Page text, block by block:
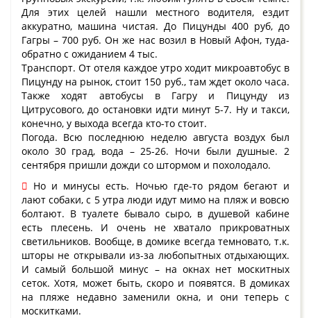
Для этих целей нашли местного водителя, ездит
аккуратно, машина чистая. До Пицунды 400 руб, до
Гагры – 700 руб. Он же нас возил в Новый Афон, туда-
обратно с ожиданием 4 тыс.
Транспорт. От отеля каждое утро ходит микроавтобус в
Пицунду на рынок, стоит 150 руб., там ждет около часа.
Также ходят автобусы в Гагру и Пицунду из
Цитрусового, до остановки идти минут 5-7. Ну и такси,
конечно, у выхода всегда кто-то стоит.
Погода. Всю последнюю неделю августа воздух был
около 30 град, вода – 25-26. Ночи были душные. 2
сентября пришли дожди со штормом и похолодало.
Но и минусы есть. Ночью где-то рядом бегают и
лают собаки, с 5 утра люди идут мимо на пляж и вовсю
болтают. В туалете бывало сыро, в душевой кабине
есть плесень. И очень не хватало прикроватных
светильников. Вообще, в домике всегда темновато, т.к.
шторы не открывали из-за любопытных отдыхающих.
И самый большой минус – на окнах нет москитных
сеток. Хотя, может быть, скоро и появятся. В домиках
на пляже недавно заменили окна, и они теперь с
москитками.